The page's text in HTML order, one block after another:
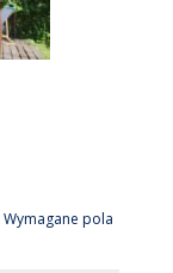
Wymagane pola